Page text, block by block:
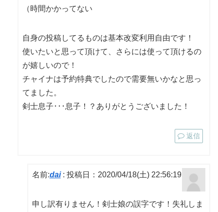
（時間かかってない
自身の投稿してるものは基本改変利用自由です！
使いたいと思って頂けて、さらには使って頂けるの
が嬉しいので！
チャイナは予約特典でしたので需要無いかなと思っ
てました。
剣士息子･･･息子！？ありがとうございました！
返信
名前:dai: 投稿日：2020/04/18(土) 22:56:19
申し訳有りません！剣士娘の誤字です！失礼しま